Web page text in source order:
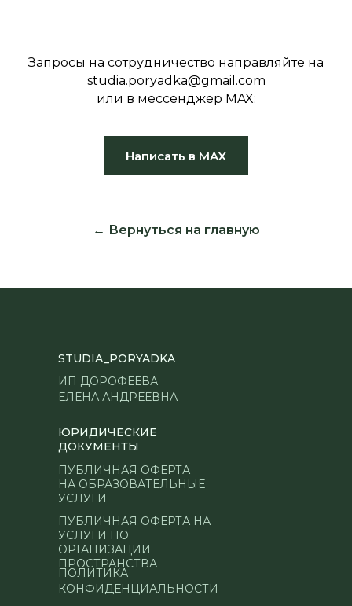
Запросы на сотрудничество направляйте на
studia.poryadka@gmail.com
или в мессенджер MAX:
Написать в MAX
← Вернуться на главную
ИП ДОРОФЕЕВА
ЕЛЕНА АНДРЕЕВНА
ЮРИДИЧЕСКИЕ
ДОКУМЕНТЫ
ПУБЛИЧНАЯ ОФЕРТА
НА ОБРАЗОВАТЕЛЬНЫЕ
УСЛУГИ
ПУБЛИЧНАЯ ОФЕРТА НА
УСЛУГИ ПО
ОРГАНИЗАЦИИ
ПРОСТРАНСТВА
STUDIA_PORYADKA
ПОЛИТИКА
КОНФИДЕНЦИАЛЬНОСТИ